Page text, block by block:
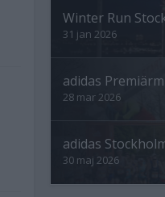
Winter Run
31 jan 2026
adidas
28 mar 2026
adidas
30 maj 2026